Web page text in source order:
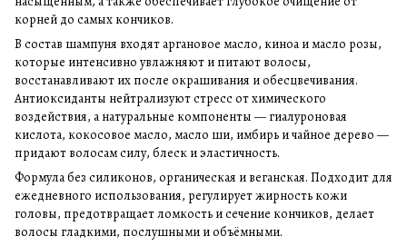
корней до самых кончиков.
В состав шампуня входят аргановое масло, киноа и масло розы,
которые интенсивно увлажняют и питают волосы,
восстанавливают их после окрашивания и обесцвечивания.
Антиоксиданты нейтрализуют стресс от химического
воздействия, а натуральные компоненты — гиалуроновая
кислота, кокосовое масло, масло ши, имбирь и чайное дерево —
придают волосам силу, блеск и эластичность.
Формула без силиконов, органическая и веганская. Подходит для
ежедневного использования, регулирует жирность кожи
головы, предотвращает ломкость и сечение кончиков, делает
волосы гладкими, послушными и объёмными.